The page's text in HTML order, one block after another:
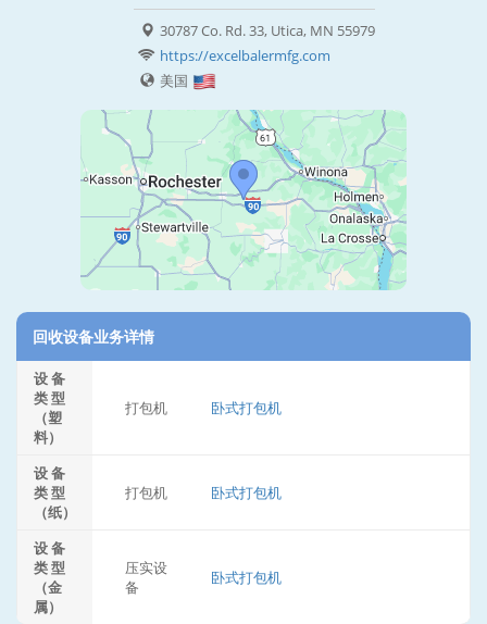
30787 Co. Rd. 33, Utica, MN 55979
https://excelbalermfg.com
美国
回收设备业务详情
设 备
类 型
（塑
料）
打包机 卧式打包机
设 备
类 型
（纸）
打包机 卧式打包机
设 备
类 型
（金
属）
压实设
备
卧式打包机